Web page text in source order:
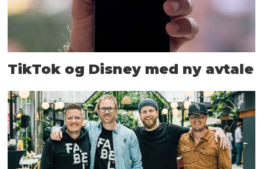
TikTok og Disney med ny avtale